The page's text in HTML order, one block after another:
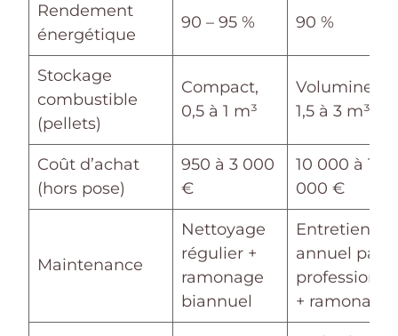
Rendement
énergétique
90 – 95 % 90 %
Stockage
combustible
(pellets)
Compact,
0,5 à 1 m³
Volumineux,
1,5 à 3 m³
Coût d’achat
(hors pose)
950 à 3 000
€
10 000 à 15
000 €
Maintenance
Nettoyage
régulier +
ramonage
biannuel
Entretien
annuel par
+ ramonage